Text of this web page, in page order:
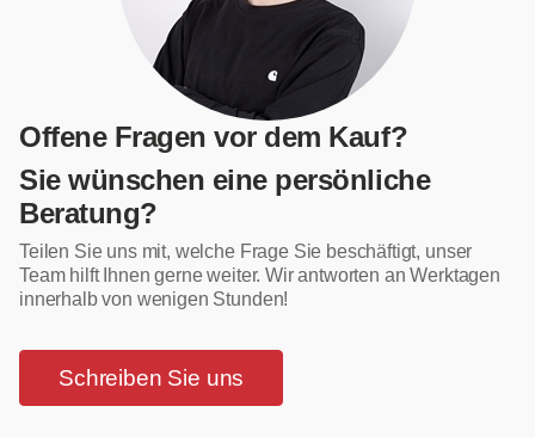
Offene Fragen vor dem Kauf?
Sie wünschen eine persönliche
Beratung?
Teilen Sie uns mit, welche Frage Sie beschäftigt, unser
Team hilft Ihnen gerne weiter. Wir antworten an Werktagen
innerhalb von wenigen Stunden!
Schreiben Sie uns